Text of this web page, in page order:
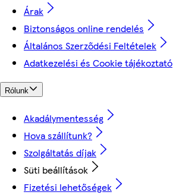
Árak
Biztonságos online rendelés
Általános Szerződési Feltételek
Adatkezelési és Cookie tájékoztató
Rólunk
Akadálymentesség
Hova szállítunk?
Szolgáltatás díjak
Süti beállítások
Fizetési lehetőségek